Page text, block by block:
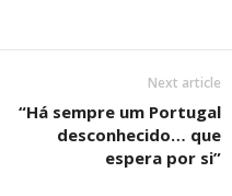
Next article
“Há sempre um Portugal
desconhecido… que
espera por si”